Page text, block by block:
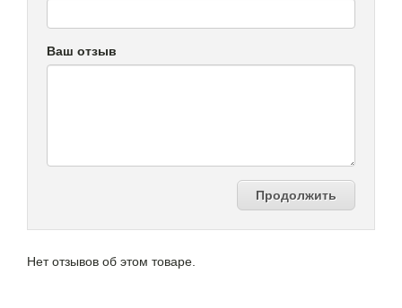
Ваш отзыв
Продолжить
Нет отзывов об этом товаре.